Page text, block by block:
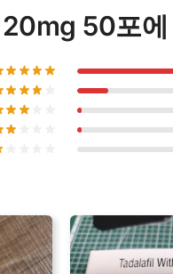
20mg 50포